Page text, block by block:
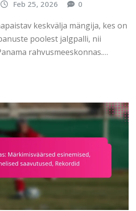
Feb 25, 2026 0
keskvälja mängija, kes on
poolest jalgpalli, nii
rahvusmeeskonnas.…